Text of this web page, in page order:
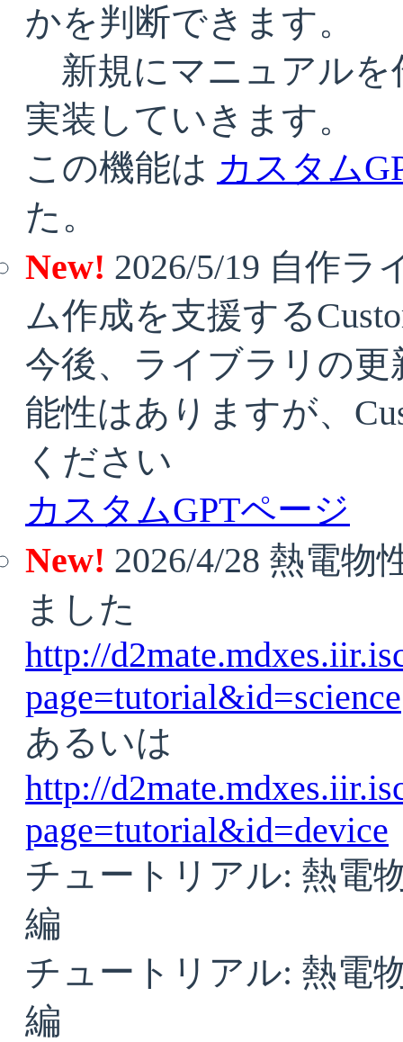
かを判断できます。
新規にマニュアルを
実装していきます。
この機能は カスタム
た。
New! 2026/5/19 自作
ム作成を支援する
今後、ライブラリの
能性はありますが、
ください
カスタムGPTページ
New! 2026/4/28 熱電
ました
http://
page=tutorial&id=science
あるいは
http://
page=tutorial&id=device
チュートリアル: 熱電
編
チュートリアル: 熱電
編